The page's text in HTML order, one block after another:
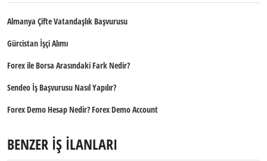
Almanya Çifte Vatandaşlık Başvurusu
Gürcistan İşçi Alımı
Forex ile Borsa Arasındaki Fark Nedir?
Sendeo İş Başvurusu Nasıl Yapılır?
Forex Demo Hesap Nedir? Forex Demo Account
BENZER İŞ İLANLARI